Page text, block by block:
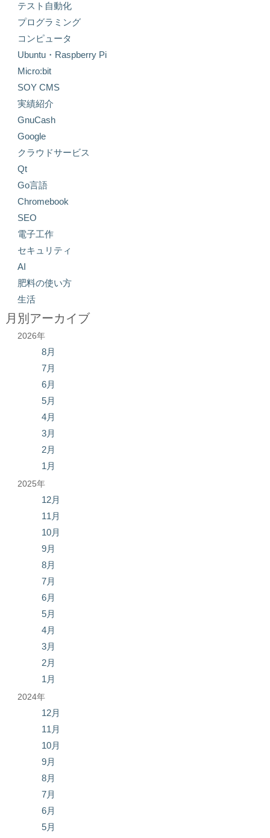
テスト自動化
プログラミング
コンピュータ
Ubuntu・Raspberry Pi
Micro:bit
SOY CMS
実績紹介
GnuCash
Google
クラウドサービス
Qt
Go言語
Chromebook
SEO
電子工作
セキュリティ
AI
肥料の使い方
生活
月別アーカイブ
2026年
8月
7月
6月
5月
4月
3月
2月
1月
2025年
12月
11月
10月
9月
8月
7月
6月
5月
4月
3月
2月
1月
2024年
12月
11月
10月
9月
8月
7月
6月
5月